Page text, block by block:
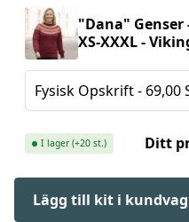
"Dana" Genser
XS-XXXL -
Ditt
I lager (+20 st.)
Lägg till kit i